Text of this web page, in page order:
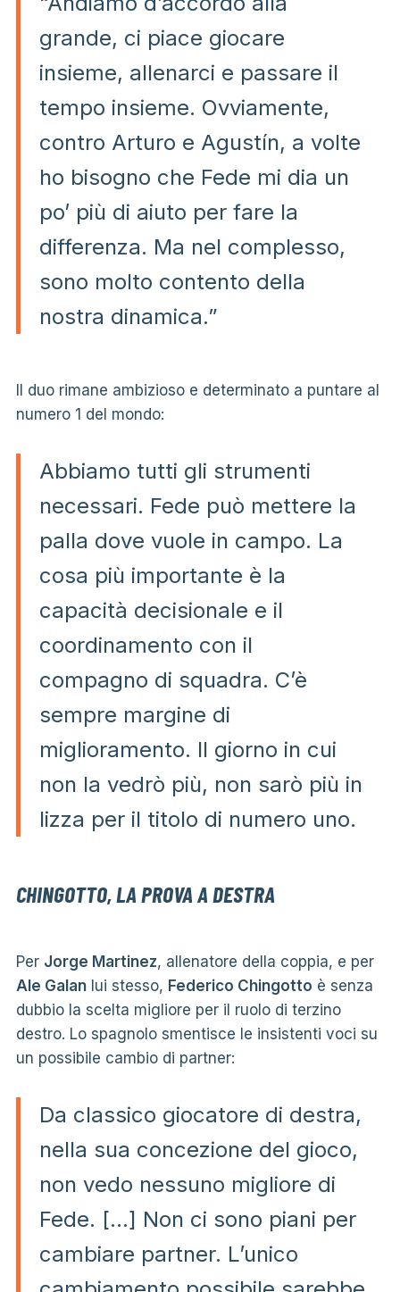
grande, ci piace giocare
insieme, allenarci e passare il
tempo insieme. Ovviamente,
contro Arturo e Agustín, a volte
ho bisogno che Fede mi dia un
po’ più di aiuto per fare la
differenza. Ma nel complesso,
sono molto contento della
nostra dinamica.”
Il duo rimane ambizioso e determinato a puntare al
numero 1 del mondo:
Abbiamo tutti gli strumenti
necessari. Fede può mettere la
palla dove vuole in campo. La
cosa più importante è la
capacità decisionale e il
coordinamento con il
compagno di squadra. C’è
sempre margine di
miglioramento. Il giorno in cui
non la vedrò più, non sarò più in
lizza per il titolo di numero uno.
CHINGOTTO, LA PROVA A DESTRA
Per Jorge Martinez, allenatore della coppia, e per
Ale Galanlui stesso, Federico Chingotto è senza
dubbio la scelta migliore per il ruolo di terzino
destro. Lo spagnolo smentisce le insistenti voci su
un possibile cambio di partner:
Da classico giocatore di destra,
nella sua concezione del gioco,
non vedo nessuno migliore di
Fede. […] Non ci sono piani per
cambiare partner. L’unico